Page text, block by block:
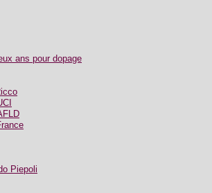
ans pour dopage
Piepoli